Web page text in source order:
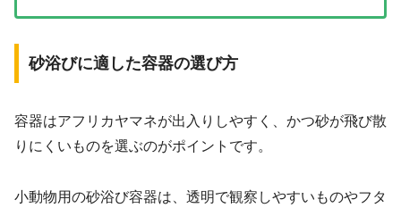
砂浴びに適した容器の選び方
容器はアフリカヤマネが出入りしやすく、かつ砂が飛び散
りにくいものを選ぶのがポイントです。
小動物用の砂浴び容器は、透明で観察しやすいものやフタ